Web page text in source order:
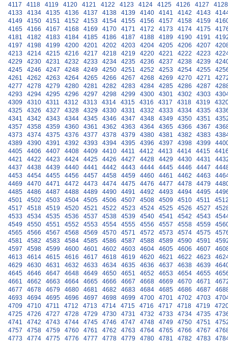
4117
4118 4119 4120 4121 4122 4123 4124 4125 4126 4127
4128
4133
4134 4135 4136 4137 4138 4139 4140 4141 4142 4143
4149
4150 4151 4152 4153 4154 4155 4156 4157 4158 4159
4165
4166 4167 4168 4169 4170 4171 4172 4173 4174 4175
4181
4182 4183 4184 4185 4186 4187 4188 4189 4190 4191
4197
4198 4199 4200 4201 4202 4203 4204 4205 4206 4207
4213
4214 4215 4216 4217 4218 4219 4220 4221 4222 4223
4229
4230 4231 4232 4233 4234 4235 4236 4237 4238 4239
4245
4246 4247 4248 4249 4250 4251 4252 4253 4254 4255
4261
4262 4263 4264 4265 4266 4267 4268 4269 4270 4271
4277
4278 4279 4280 4281 4282 4283 4284 4285 4286 4287
4293
4294 4295 4296 4297 4298 4299 4300 4301 4302 4303
4309
4310 4311 4312 4313 4314 4315 4316 4317 4318 4319
4325
4326 4327 4328 4329 4330 4331 4332 4333 4334 4335
4341
4342 4343 4344 4345 4346 4347 4348 4349 4350 4351
4357
4358 4359 4360 4361 4362 4363 4364 4365 4366 4367
4373
4374 4375 4376 4377 4378 4379 4380 4381 4382 4383
4389
4390 4391 4392 4393 4394 4395 4396 4397 4398 4399
4405
4406 4407 4408 4409 4410 4411 4412 4413 4414 4415
4421
4422 4423 4424 4425 4426 4427 4428 4429 4430 4431
4437
4438 4439 4440 4441 4442 4443 4444 4445 4446 4447
4453
4454 4455 4456 4457 4458 4459 4460 4461 4462 4463
4469
4470 4471 4472 4473 4474 4475 4476 4477 4478 4479
4485
4486 4487 4488 4489 4490 4491 4492 4493 4494 4495
4501
4502 4503 4504 4505 4506 4507 4508 4509 4510 4511
4517
4518 4519 4520 4521 4522 4523 4524 4525 4526 4527
4533
4534 4535 4536 4537 4538 4539 4540 4541 4542 4543
4549
4550 4551 4552 4553 4554 4555 4556 4557 4558 4559
4565
4566 4567 4568 4569 4570 4571 4572 4573 4574 4575
4581
4582 4583 4584 4585 4586 4587 4588 4589 4590 4591
4597
4598 4599 4600 4601 4602 4603 4604 4605 4606 4607
4613
4614 4615 4616 4617 4618 4619 4620 4621 4622 4623
4629
4630 4631 4632 4633 4634 4635 4636 4637 4638 4639
4645
4646 4647 4648 4649 4650 4651 4652 4653 4654 4655
4661
4662 4663 4664 4665 4666 4667 4668 4669 4670 4671
4677
4678 4679 4680 4681 4682 4683 4684 4685 4686 4687
4693
4694 4695 4696 4697 4698 4699 4700 4701 4702 4703
4709
4710 4711 4712 4713 4714 4715 4716 4717 4718 4719
4725
4726 4727 4728 4729 4730 4731 4732 4733 4734 4735
4741
4742 4743 4744 4745 4746 4747 4748 4749 4750 4751
4757
4758 4759 4760 4761 4762 4763 4764 4765 4766 4767
4773
4774 4775 4776 4777 4778 4779 4780 4781 4782 4783